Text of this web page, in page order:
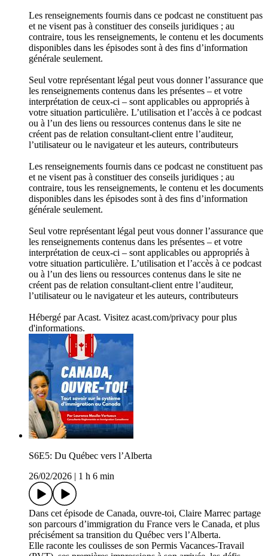
Les renseignements fournis dans ce podcast ne constituent pas
et ne visent pas à constituer des conseils juridiques ; au
contraire, tous les renseignements, le contenu et les documents
disponibles dans les épisodes sont à des fins d’information
générale seulement.
Seul votre représentant légal peut vous donner l’assurance que
les renseignements contenus dans les présentes – et votre
interprétation de ceux-ci – sont applicables ou appropriés à
votre situation particulière. L’utilisation et l’accès à ce podcast
ou à l’un des liens ou ressources contenus dans le site ne
créent pas de relation consultant-client entre l’auditeur,
l’utilisateur ou le navigateur et les auteurs, contributeurs
Les renseignements fournis dans ce podcast ne constituent pas
et ne visent pas à constituer des conseils juridiques ; au
contraire, tous les renseignements, le contenu et les documents
disponibles dans les épisodes sont à des fins d’information
générale seulement.
Seul votre représentant légal peut vous donner l’assurance que
les renseignements contenus dans les présentes – et votre
interprétation de ceux-ci – sont applicables ou appropriés à
votre situation particulière. L’utilisation et l’accès à ce podcast
ou à l’un des liens ou ressources contenus dans le site ne
créent pas de relation consultant-client entre l’auditeur,
l’utilisateur ou le navigateur et les auteurs, contributeurs
Hébergé par Acast. Visitez acast.com/privacy pour plus
d'informations.
S6E5: Du Québec vers l’Alberta
26/02/2026
1 h 6 min
Dans cet épisode de Canada, ouvre-toi, Claire Marrec partage
son parcours d’immigration du France vers le Canada, et plus
précisément sa transition du Québec vers l’Alberta.
Elle raconte les coulisses de son Permis Vacances-Travail